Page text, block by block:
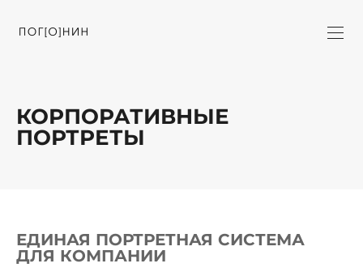
КОРПОРАТИВНЫЕ
ПОРТРЕТЫ
ЕДИНАЯ ПОРТРЕТНАЯ СИСТЕМА
ДЛЯ КОМПАНИИ